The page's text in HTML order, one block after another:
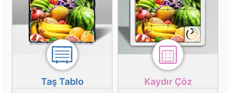
Taş Tablo Kaydır Çöz